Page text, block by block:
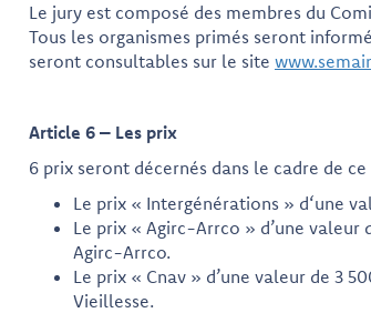
Le jury est composé des membres du
Tous les organismes primés seront
seront consultables sur le site
Article 6 – Les prix
6 prix seront décernés dans le cadre de
Le prix « Intergénérations » d‘une
Le prix « Agirc-Arrco » d’une
Agirc-Arrco.
Le prix « Cnav » d’une valeur de 3
Vieillesse.